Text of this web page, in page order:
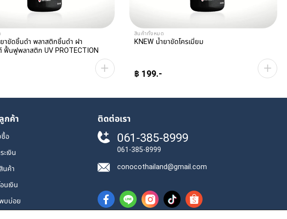
ยาขัดชิ้นดำ พลาสติกชิ้นดำ ฝา
ฟื้นฟูพลาสติก UV PROTECTION
สินค้าทั้งหมด
KNEW น้ำยาขัดโครเมี่ยม
฿ 199
กค้า
ซื้อ
ะเงิน
นค้า
นเงิน
บบ่อย
ติดต่อเรา
061-385-8999
061-385-8999
conocothailand@gmail.com